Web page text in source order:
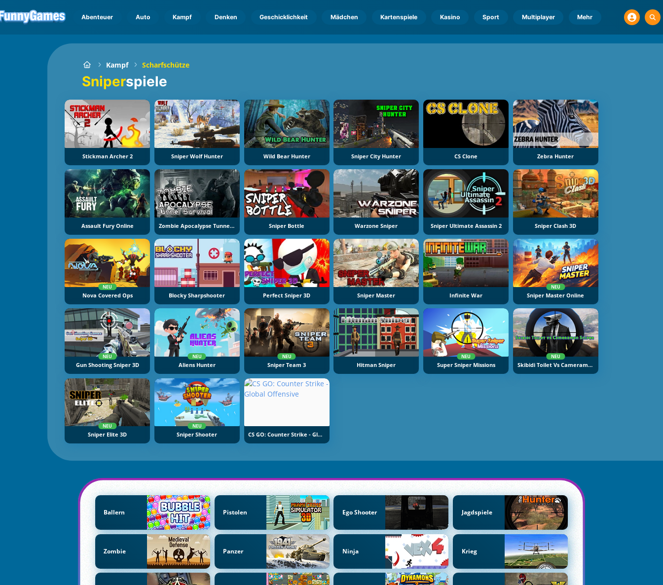
Abenteuer Auto Kampf Denken Geschicklichkeit Mädchen Kartenspiele Kasino Sport Multiplayer Mehr
Kampf Scharfschütze
Sniperspiele
Stickman Archer 2 Sniper Wolf Hunter Wild Bear Hunter Sniper City Hunter CS Clone Zebra Hunter
Assault Fury Online Zombie Apocalypse Tunnel Survival Sniper Bottle Warzone Sniper Sniper Ultimate Assassin 2 Sniper Clash 3D
NEU
Nova Covered Ops Blocky Sharpshooter Perfect Sniper 3D Sniper Master Infinite War
NEU
Sniper Master Online
NEU
Gun Shooting Sniper 3D
NEU
Aliens Hunter
NEU
Sniper Team 3 Hitman Sniper
NEU
Super Sniper Missions
NEU
Skibidi Toilet Vs Cameraman Sniper
NEU
Sniper Elite 3D
NEU
Sniper Shooter CS GO: Counter Strike - Global Offensive
Ballern Pistolen Ego Shooter Jagdspiele
Zombie Panzer Ninja Krieg